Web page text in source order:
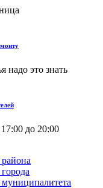
надо это знать
до 20:00